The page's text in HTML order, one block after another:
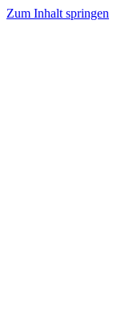
Zum Inhalt springen